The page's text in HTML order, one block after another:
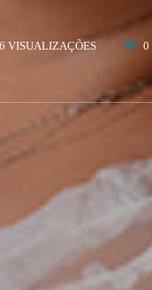
VISUALIZAÇÕES 0